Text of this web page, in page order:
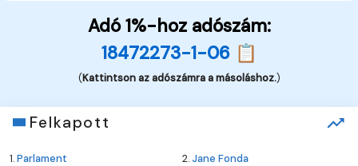
Adó 1%-hoz adószám:
18472273-1-06 📋
(Kattintson az adószámra a másoláshoz.)
Felkapott
1.Parlament 2.Jane Fonda